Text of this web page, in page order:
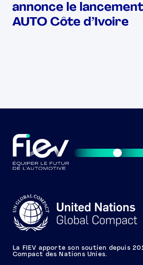
annonce le lancement
AUTO Côte d’Ivoire
La FIEV apporte son soutien depuis
Compact des Nations Unies.